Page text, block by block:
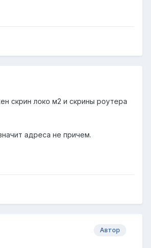
скрин локо м2 и скрины роутера
адреса не причем.
Автор